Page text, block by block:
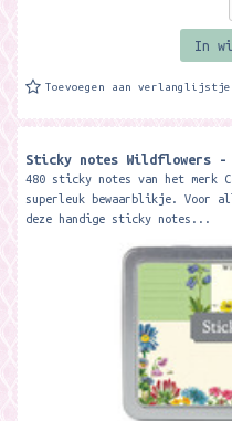
In
Toevoegen aan verlanglijstje
Sticky notes Wildflowers -
480 sticky notes van het merk
superleuk bewaarblikje. Voor
deze handige sticky notes...